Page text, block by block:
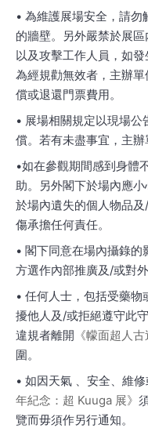
• 為維護展場安全，請
的牆壁。另外嚴禁於展
以及攻擊工作人員，如
為經規勸無效者，主辦
償或退還門票費用。
• 展場相關規定以現場
償。若有未盡事宜，主辦
•如在參觀期間感到身體
助。另外閣下於場內應
於場內遺失的個人物品
傷承擔任何責任。
• 閣下同意在場內攝錄
方選作內部推廣及/或對外
• 任何人士，包括受藥
擾他人及/或拒絕遵守此
違規者離開 《幪面超人
圍。
• 如因天氣 、安全、維
年紀念：超 Kuuga 展》
覽而毋須作另行通知。